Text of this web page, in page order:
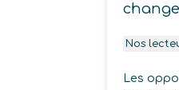
Nos
Les